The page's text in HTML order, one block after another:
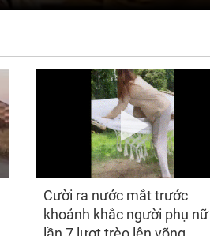
Cười ra nước mắt trước
khoảnh khắc người phụ